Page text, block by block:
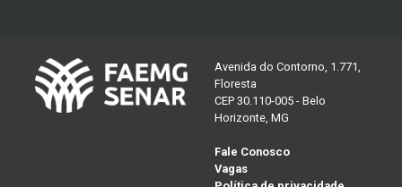
Avenida do Contorno, 1.771,
Floresta
CEP 30.110-005 - Belo
Horizonte, MG
Fale Conosco
Vagas